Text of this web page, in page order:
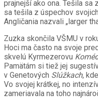
prajnejší ako ona. Tešila sa
sa tešila z úspechov
Angličania nazvali „larger
Zuzka skončila VŠMU v
Hoci ma často na svoje
skvelú Kyrmezerovu
Pamätám si tiež jej
v Genetových Slúžkach,
Vo svojej krátkej, no
zameriavala na toho